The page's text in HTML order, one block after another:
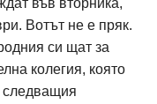
във вторника,
Вотът не е пряк.
си щат за
колегия, която
следващия